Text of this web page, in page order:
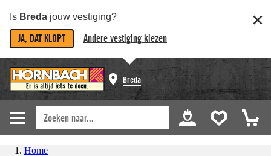
Is Breda jouw vestiging?
JA, DAT KLOPT Andere vestiging kiezen
Breda
Home